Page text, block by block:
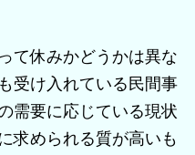
て休みかどうかは異な
受け入れている民間事
需要に応じている現状
求められる質が高いも